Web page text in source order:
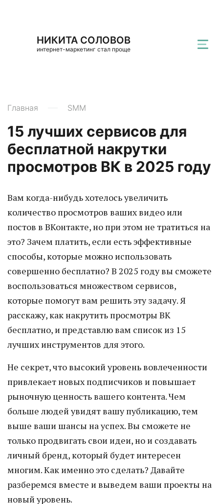
НИКИТА СОЛОВОВ
интернет-маркетинг стал проще
Главная SMM
15 лучших сервисов для
бесплатной накрутки
просмотров ВК в 2025 году
Вам когда-нибудь хотелось увеличить
количество просмотров ваших видео или
постов в ВКонтакте, но при этом не тратиться на
это? Зачем платить, если есть эффективные
способы, которые можно использовать
совершенно бесплатно? В 2025 году вы сможете
воспользоваться множеством сервисов,
которые помогут вам решить эту задачу. Я
расскажу, как накрутить просмотры ВК
бесплатно, и представлю вам список из 15
лучших инструментов для этого.
Не секрет, что высокий уровень вовлеченности
привлекает новых подписчиков и повышает
рыночную ценность вашего контента. Чем
больше людей увидят вашу публикацию, тем
выше ваши шансы на успех. Вы сможете не
только продвигать свои идеи, но и создавать
личный бренд, который будет интересен
многим. Как именно это сделать? Давайте
разберемся вместе и выведем ваши проекты на
новый уровень.